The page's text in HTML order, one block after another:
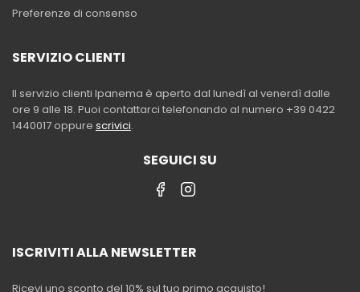
Preferenze di consenso
SERVIZIO CLIENTI
Il servizio clienti Ipanema è aperto dal lunedì al venerdì dalle
ore 9 alle 18. Puoi contattarci telefonando al numero +39 0422
1440017 oppure scrivici.
SEGUICI SU
ISCRIVITI ALLA NEWSLETTER
Ricevi uno sconto del 10% sul tuo primo acquisto!